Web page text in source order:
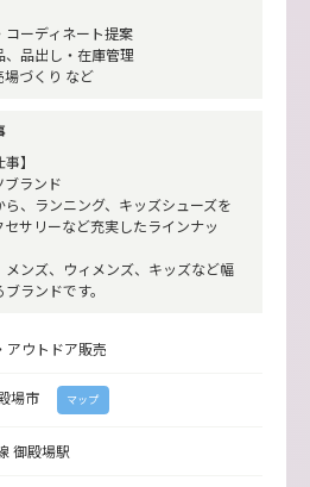
ーディネート提案
品出し・在庫管理
づくり など
】
ブランド
、ランニング、キッズシューズを
サリーなど充実したラインナッ
ンズ、ウィメンズ、キッズなど幅
ランドです。
アウトドア販売
場市 マップ
御殿場駅